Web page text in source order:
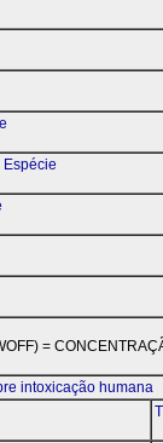
=
intoxicação humana